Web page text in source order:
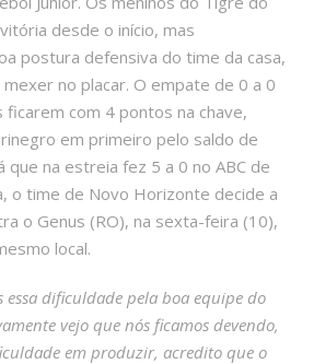
desde o início, mas
postura defensiva do time da casa,
no placar. O empate de 0 a 0
com 4 pontos na chave,
em primeiro pelo saldo de
que na estreia fez 5 a 0 no ABC de
o time de Novo Horizonte decide a
o Genus (RO), na sexta-feira (10),
local.
essa dificuldade pela boa equipe do
vejo que nós ficamos devendo,
em produzir, acredito que o